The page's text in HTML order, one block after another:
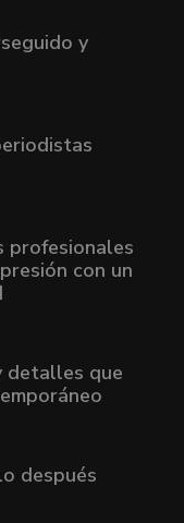
y
profesionales
con un
detalles que
después